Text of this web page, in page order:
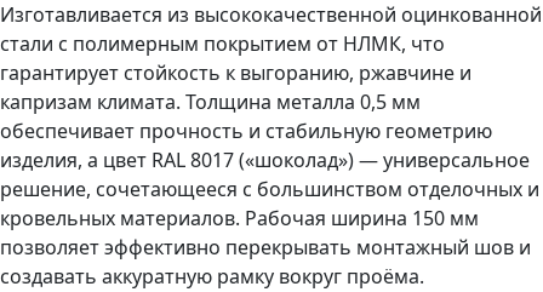
Изготавливается из высококачественной оцинкованной
стали с полимерным покрытием от НЛМК, что
гарантирует стойкость к выгоранию, ржавчине и
капризам климата. Толщина металла 0,5 мм
обеспечивает прочность и стабильную геометрию
изделия, а цвет RAL 8017 («шоколад») — универсальное
решение, сочетающееся с большинством отделочных и
кровельных материалов. Рабочая ширина 150 мм
позволяет эффективно перекрывать монтажный шов и
создавать аккуратную рамку вокруг проёма.